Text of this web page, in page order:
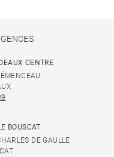
CENTRE
BOUSCAT
DE GAULLE